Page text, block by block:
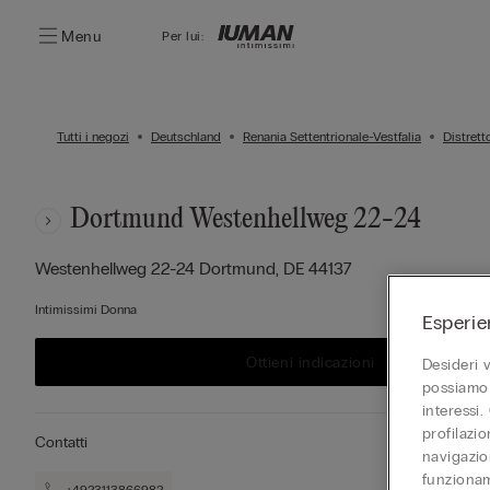
Menu Per lui:
Tutti i negozi Deutschland Renania Settentrionale-Vestfalia
Dortmund Westenhellweg 22-24
Westenhellweg 22-24 Dortmund, DE 44137
Intimissimi Donna
Ottieni indicazioni
Contatti
Desideri
interessi.